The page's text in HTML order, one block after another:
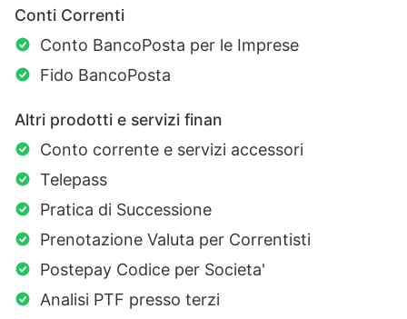
Conti Correnti
Conto BancoPosta per le Imprese
Fido BancoPosta
Altri prodotti e servizi finan
Conto corrente e servizi accessori
Telepass
Pratica di Successione
Prenotazione Valuta per Correntisti
Postepay Codice per Societa'
Analisi PTF presso terzi